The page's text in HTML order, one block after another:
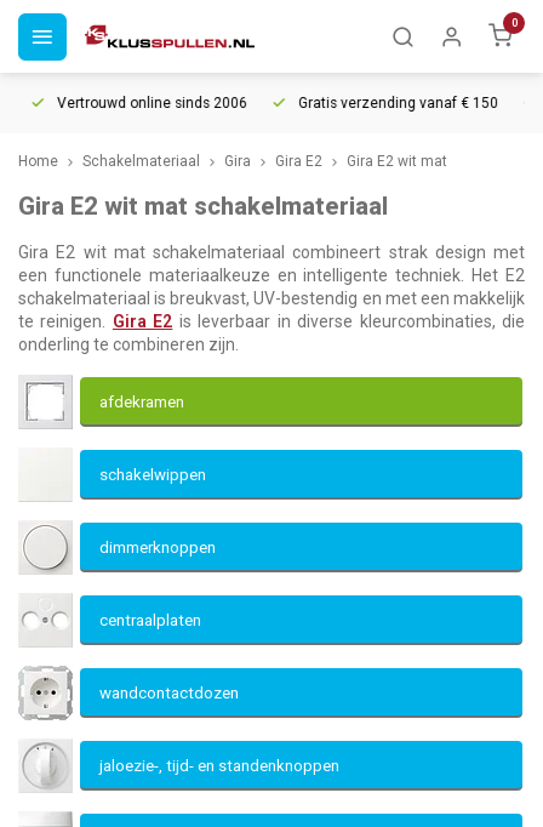
0
Vertrouwd online sinds 2006 Gratis verzending vanaf € 150
Home Schakelmateriaal Gira Gira E2 Gira E2 wit mat
Gira E2 wit mat schakelmateriaal
Gira E2 wit mat schakelmateriaal combineert strak design met
een functionele materiaalkeuze en intelligente techniek. Het E2
schakelmateriaal is breukvast, UV-bestendig en met een makkelijk
te reinigen. Gira E2 is leverbaar in diverse kleurcombinaties, die
onderling te combineren zijn.
afdekramen
schakelwippen
dimmerknoppen
centraalplaten
wandcontactdozen
jaloezie-, tijd- en standenknoppen